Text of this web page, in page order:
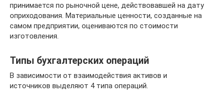
принимается по рыночной цене, действовавшей на дату
оприходования. Материальные ценности, созданные на
самом предприятии, оцениваются по стоимости
изготовления.
Типы бухгалтерских операций
В зависимости от взаимодействия активов и
источников выделяют 4 типа операций.